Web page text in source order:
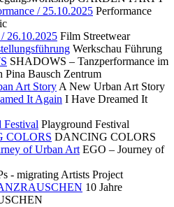
/ 25.10.2025 Performance
26.10.2025 Film Streetwear
Werkschau Führung
SHADOWS – Tanzperformance im
Pina Bausch Zentrum
Art Story A New Urban Art Story
It Again I Have Dreamed It
Festival Playground Festival
COLORS DANCING COLORS
of Urban Art EGO – Journey of
- migrating Artists Project
10 Jahre